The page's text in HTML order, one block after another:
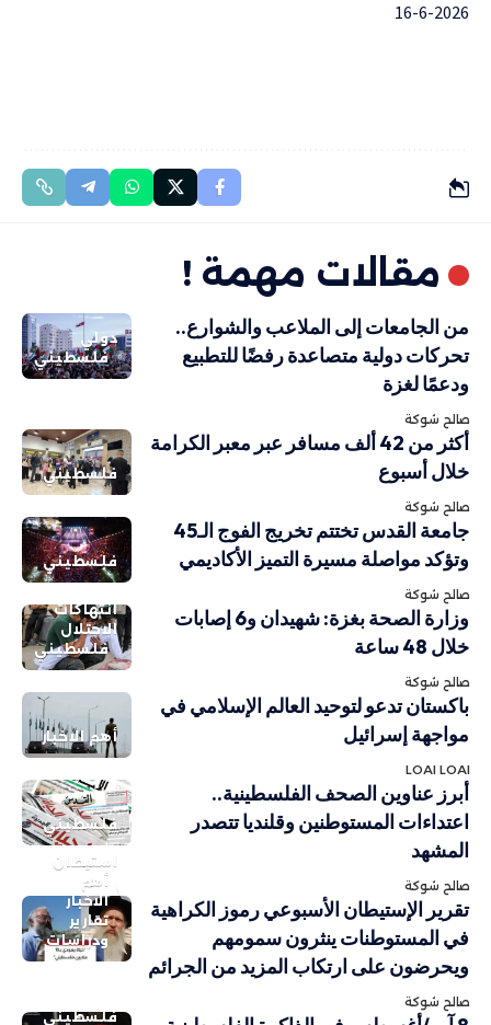
16-6-2026
مقالات مهمة !
دولي
فلسطيني
من الجامعات إلى الملاعب والشوارع..
تحركات دولية متصاعدة رفضًا للتطبيع
ودعمًا لغزة
صالح شوكة
فلسطيني
أكثر من 42 ألف مسافر عبر معبر الكرامة
خلال أسبوع
صالح شوكة
فلسطيني
جامعة القدس تختتم تخريج الفوج الـ45
وتؤكد مواصلة مسيرة التميز الأكاديمي
صالح شوكة
انتهاكات
الاحتلال
فلسطيني
وزارة الصحة بغزة: شهيدان و6 إصابات
خلال 48 ساعة
صالح شوكة
أهم الاخبار
باكستان تدعو لتوحيد العالم الإسلامي في
مواجهة إسرائيل
LOAI LOAI
فلسطيني
أبرز عناوين الصحف الفلسطينية..
اعتداءات المستوطنين وقلنديا تتصدر
المشهد
صالح شوكة
استيطان
أهم
الاخبار
تقارير
ودراسات
تقرير الإستيطان الأسبوعي رموز الكراهية
في المستوطنات ينثرون سمومهم
ويحرضون على ارتكاب المزيد من الجرائم
صالح شوكة
فلسطيني